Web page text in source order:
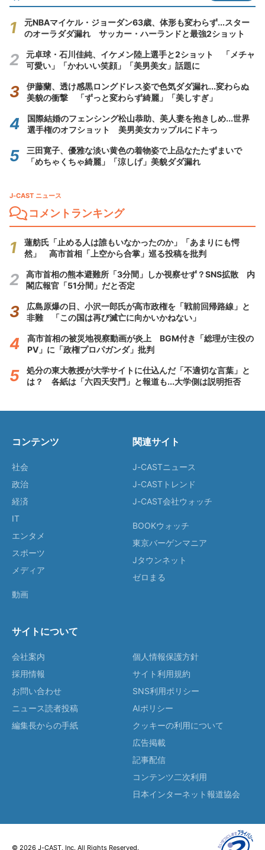
元NBAマイケル・ジョーダン63歳、体形も変わらず...スター
のオーラダダ漏れ サッカー・ハーランドと最強2ショット
元卓球・石川佳純、イケメン陸上選手と2ショット 「メチャ
可愛い」「かわいい笑顔」「美男美女」話題に
伊藤蘭、透け感黒ロングドレス姿で色気ダダ漏れ...変わらぬ
美貌の衝撃 「ずっと変わらず綺麗」「美しすぎ」
国際結婚のフェンシング松山恭助、美人妻を抱きしめ...世界
選手権のオフショット 美男美女カップルにドキっ
三田寛子、優雅な淡い黄色の着物姿で上品なたたずまいで
「めちゃくちゃ綺麗」「涼しげ」美貌ダダ漏れ
J-CAST ニュース
コメントランキング
蓮舫氏「止める人は誰もいなかったのか」「あまりにも愕
然」 高市首相「上空から合掌」巡る投稿を批判
高市首相の熊本避難所「3分間」しか視察せず？SNS拡散 内
閣広報官「51分間」だと否定
広島原爆の日、小沢一郎氏が高市政権を「戦前回帰路線」と
非難 「この国は再び滅亡に向かいかねない」
高市首相の被災地視察動画が炎上 BGM付き「総理が主役の
PV」に「政権プロパガンダ」批判
処分の東大教授が大学サイトに仕込んだ「不適切な言葉」と
は？ 各紙は「六四天安門」と報道も...大学側は説明拒否
コンテンツ
社会
政治
経済
IT
エンタメ
スポーツ
メディア
動画
関連サイト
J-CASTニュース
J-CASTトレンド
J-CAST会社ウォッチ
BOOKウォッチ
東京バーゲンマニア
Jタウンネット
ゼロまる
サイトについて
会社案内
採用情報
お問い合わせ
ニュース読者投稿
編集長からの手紙
個人情報保護方針
サイト利用規約
SNS利用ポリシー
AIポリシー
クッキーの利用について
広告掲載
記事配信
コンテンツ二次利用
日本インターネット報道協会
© 2026 J-CAST, Inc. All Rights Reserved.